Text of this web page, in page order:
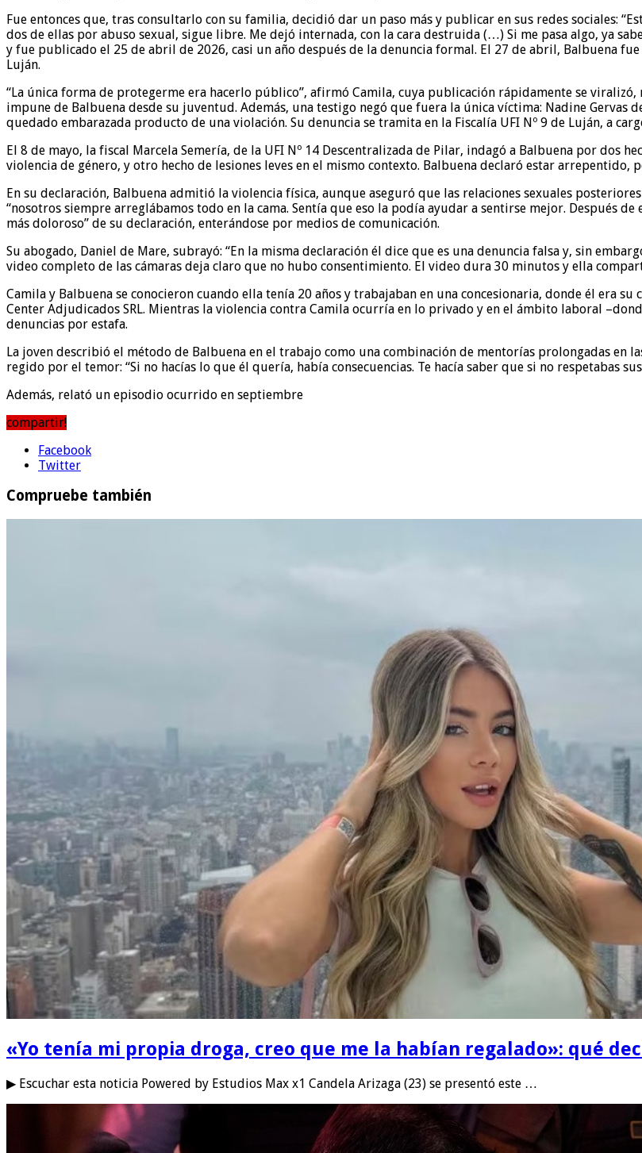
Fue entonces que, tras consultarlo con su familia, decidió dar un paso más y publicar en sus redes sociales:
dos de ellas por abuso sexual, sigue libre. Me dejó internada, con la cara destruida (…) Si me pasa algo, ya
y fue publicado el 25 de abril de 2026, casi un año después de la denuncia formal. El 27 de abril, Balbuena
Luján.
“La única forma de protegerme era hacerlo público”, afirmó Camila, cuya publicación rápidamente se
impune de Balbuena desde su juventud. Además, una testigo negó que fuera la única víctima: Nadine Gervas
quedado embarazada producto de una violación. Su denuncia se tramita en la Fiscalía UFI Nº 9 de Luján, a
El 8 de mayo, la fiscal Marcela Semería, de la UFI Nº 14 Descentralizada de Pilar, indagó a Balbuena por dos
violencia de género, y otro hecho de lesiones leves en el mismo contexto. Balbuena declaró estar arrepentido,
En su declaración, Balbuena admitió la violencia física, aunque aseguró que las relaciones sexuales
“nosotros siempre arreglábamos todo en la cama. Sentía que eso la podía ayudar a sentirse mejor. Después
más doloroso” de su declaración, enterándose por medios de comunicación.
Su abogado, Daniel de Mare, subrayó: “En la misma declaración él dice que es una denuncia falsa y, sin
video completo de las cámaras deja claro que no hubo consentimiento. El video dura 30 minutos y ella
Camila y Balbuena se conocieron cuando ella tenía 20 años y trabajaban en una concesionaria, donde él era
Center Adjudicados SRL. Mientras la violencia contra Camila ocurría en lo privado y en el ámbito laboral
denuncias por estafa.
La joven describió el método de Balbuena en el trabajo como una combinación de mentorías prolongadas en
regido por el temor: “Si no hacías lo que él quería, había consecuencias. Te hacía saber que si no respetabas
Además, relató un episodio ocurrido en septiembre
compartir!
Facebook
Twitter
Compruebe también
«Yo tenía mi propia droga, creo que me la habían regalado»: qué
▶ Escuchar esta noticia Powered by Estudios Max x1 Candela Arizaga (23) se presentó este …